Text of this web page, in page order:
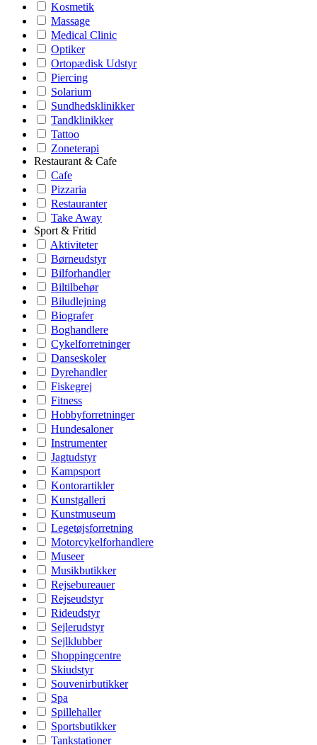
Kosmetik
Massage
Medical Clinic
Optiker
Ortopædisk Udstyr
Piercing
Solarium
Sundhedsklinikker
Tandklinikker
Tattoo
Zoneterapi
Restaurant & Cafe
Cafe
Pizzaria
Restauranter
Take Away
Sport & Fritid
Aktiviteter
Børneudstyr
Bilforhandler
Biltilbehør
Biludlejning
Biografer
Boghandlere
Cykelforretninger
Danseskoler
Dyrehandler
Fiskegrej
Fitness
Hobbyforretninger
Hundesaloner
Instrumenter
Jagtudstyr
Kampsport
Kontorartikler
Kunstgalleri
Kunstmuseum
Legetøjsforretning
Motorcykelforhandlere
Museer
Musikbutikker
Rejsebureauer
Rejseudstyr
Rideudstyr
Sejlerudstyr
Sejlklubber
Shoppingcentre
Skiudstyr
Souvenirbutikker
Spa
Spillehaller
Sportsbutikker
Tankstationer